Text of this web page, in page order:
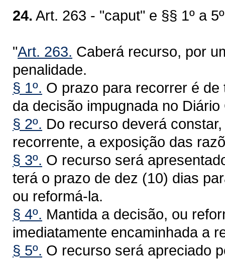
24. Art. 263 - "caput" e §§ 1º a
"Art. 263. Caberá recurso, por
penalidade.
§ 1º. O prazo para recorrer é
da decisão impugnada no
§ 2º. Do recurso deverá
recorrente, a exposição das
§ 3º. O recurso será
terá o prazo de dez (10) dias
ou reformá-la.
§ 4º. Mantida a decisão, ou
imediatamente encaminhada a
§ 5º. O recurso será apreciado